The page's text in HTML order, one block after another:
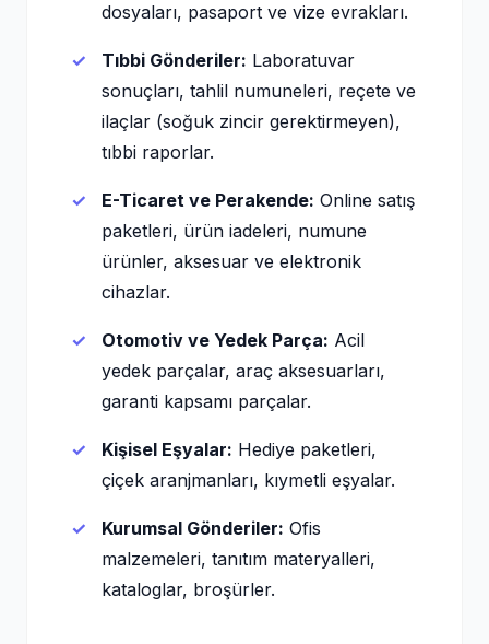
dosyaları, pasaport ve vize evrakları.
Tıbbi Gönderiler: Laboratuvar
sonuçları, tahlil numuneleri, reçete ve
ilaçlar (soğuk zincir gerektirmeyen),
tıbbi raporlar.
E-Ticaret ve Perakende: Online satış
paketleri, ürün iadeleri, numune
ürünler, aksesuar ve elektronik
cihazlar.
Otomotiv ve Yedek Parça: Acil
yedek parçalar, araç aksesuarları,
garanti kapsamı parçalar.
Kişisel Eşyalar: Hediye paketleri,
çiçek aranjmanları, kıymetli eşyalar.
Kurumsal Gönderiler: Ofis
malzemeleri, tanıtım materyalleri,
kataloglar, broşürler.